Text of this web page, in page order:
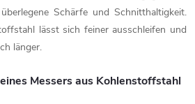
Schärfe und Schnitthaltigkeit.
lässt sich feiner ausschleifen und
länger.
Messers aus Kohlenstoffstahl